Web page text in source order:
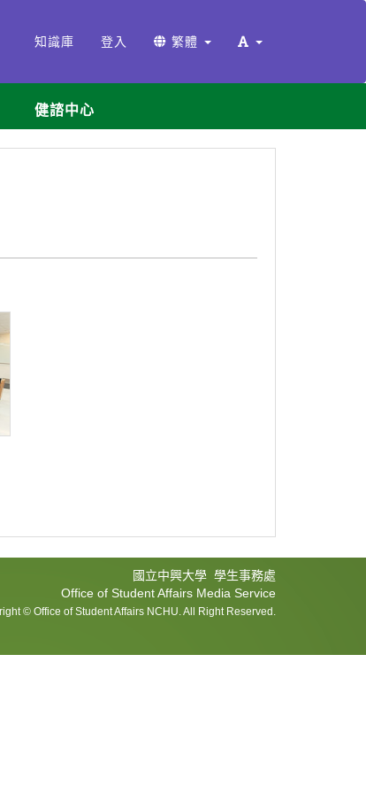
知識庫 登入 繁體
健諮中心
國立中興大學 學生事務處
Office of Student Affairs Media Service
© Office of Student Affairs NCHU. All Right Reserved.